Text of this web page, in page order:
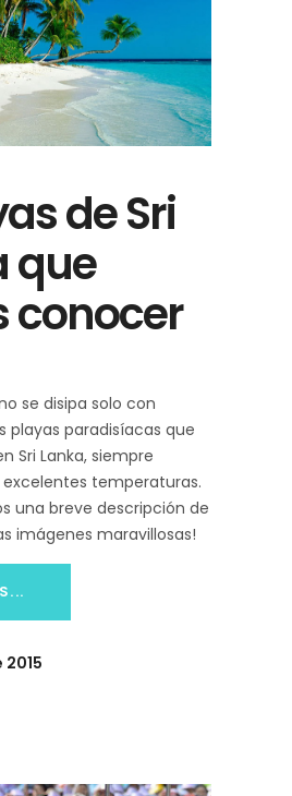
de Sri
que
conocer
se disipa solo con
playas paradisíacas que
Sri Lanka, siempre
temperaturas.
una breve descripción de
imágenes maravillosas!